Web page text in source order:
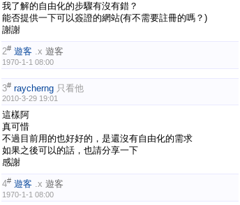
我了解的自由化的步驟有沒有錯？
能否提供一下可以簽證的網站(有不需要註冊的嗎？)
謝謝
2# 遊客 .x 遊客
1970-1-1 08:00
3# raycherng 只看他
2010-3-29 19:01
這樣阿
真可惜
不過目前用的也好好的，是還沒有自由化的需求
如果之後可以的話，也請分享一下
感謝
4# 遊客 .x 遊客
1970-1-1 08:00